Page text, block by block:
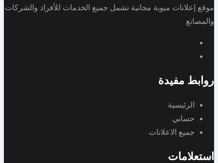
موقع إعلانات مبوبة مجانية تشمل جميع الخدمات للأفراد والشركات
والمصانع
روابط مفيدة
الرئيسية
حسابي
جميع الاعلانات
استعلامات